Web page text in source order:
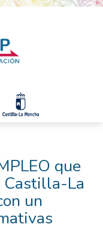
que
Castilla-La
un